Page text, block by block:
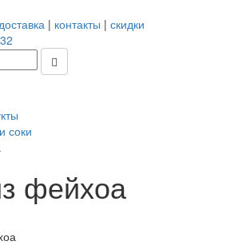
| контакты | скидки
соки
фейхоа